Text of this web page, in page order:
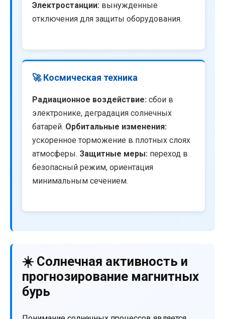
Электростанции: вынужденные
отключения для защиты оборудования.
🚀 Космическая техника
Радиационное воздействие: сбои в
электронике, деградация солнечных
батарей. Орбитальные изменения:
ускоренное торможение в плотных слоях
атмосферы. Защитные меры: переход в
безопасный режим, ориентация
минимальным сечением.
☀️ Солнечная активность и
прогнозирование магнитных
бурь